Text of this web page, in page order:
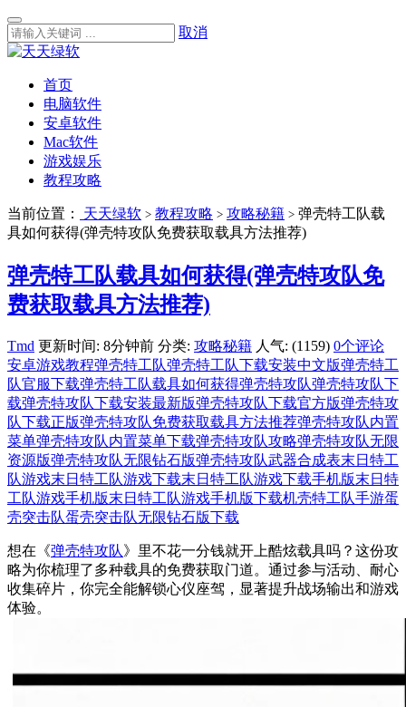
取消
首页
电脑软件
安卓软件
Mac软件
游戏娱乐
教程攻略
当前位置： 天天绿软 > 教程攻略 > 攻略秘籍 > 弹壳特工队载
具如何获得(弹壳特攻队免费获取载具方法推荐)
弹壳特工队载具如何获得(弹壳特攻队免
费获取载具方法推荐)
Tmd 更新时间: 8分钟前 分类: 攻略秘籍 人气: (1159) 0个评论
安卓游戏教程弹壳特工队弹壳特工队下载安装中文版弹壳特工
队官服下载弹壳特工队载具如何获得弹壳特攻队弹壳特攻队下
载弹壳特攻队下载安装最新版弹壳特攻队下载官方版弹壳特攻
队下载正版弹壳特攻队免费获取载具方法推荐弹壳特攻队内置
菜单弹壳特攻队内置菜单下载弹壳特攻队攻略弹壳特攻队无限
资源版弹壳特攻队无限钻石版弹壳特攻队武器合成表末日特工
队游戏末日特工队游戏下载末日特工队游戏下载手机版末日特
工队游戏手机版末日特工队游戏手机版下载机壳特工队手游蛋
壳突击队蛋壳突击队无限钻石版下载
想在《弹壳特攻队》里不花一分钱就开上酷炫载具吗？这份攻
略为你梳理了多种载具的免费获取门道。通过参与活动、耐心
收集碎片，你完全能解锁心仪座驾，显著提升战场输出和游戏
体验。